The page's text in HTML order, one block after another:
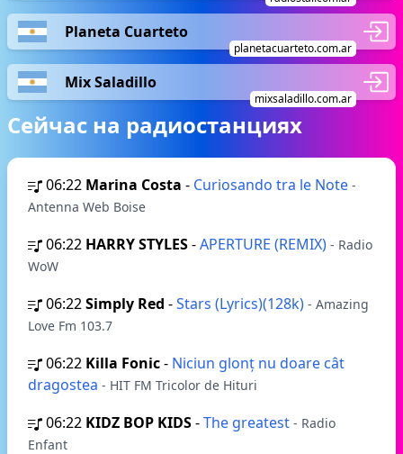
Planeta Cuarteto
planetacuarteto.com.ar
Mix Saladillo
mixsaladillo.com.ar
Сейчас на радиостанциях
06:22 Marina Costa - Curiosando tra le Note -
Antenna Web Boise
06:22 HARRY STYLES-APERTURE (REMIX) - Radio
WoW
06:22Simply Red -Stars (Lyrics)(128k) - Amazing
Love Fm 103.7
06:22 Killa Fonic- Niciun glonț nu doare cât
dragostea - HIT FM Tricolor de Hituri
06:22 KIDZ BOP KIDS-The greatest - Radio
Enfant